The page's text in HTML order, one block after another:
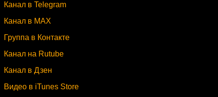
Канал в Telegram
Канал в MAX
Группа в Контакте
Канал на Rutube
Канал в Дзен
Видео в iTunes Store